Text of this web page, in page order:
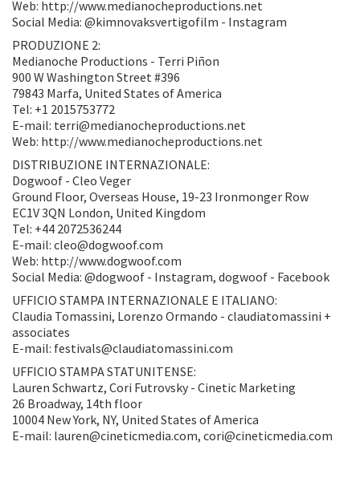
Web: http://www.medianocheproductions.net
Social Media: @kimnovaksvertigofilm - Instagram
PRODUZIONE 2:
Medianoche Productions - Terri Piñon
900 W Washington Street #396
79843 Marfa, United States of America
Tel: +1 2015753772
E-mail: terri@medianocheproductions.net
Web: http://www.medianocheproductions.net
DISTRIBUZIONE INTERNAZIONALE:
Dogwoof - Cleo Veger
Ground Floor, Overseas House, 19-23 Ironmonger Row
EC1V 3QN London, United Kingdom
Tel: +44 2072536244
E-mail: cleo@dogwoof.com
Web: http://www.dogwoof.com
Social Media: @dogwoof - Instagram, dogwoof - Facebook
UFFICIO STAMPA INTERNAZIONALE E ITALIANO:
Claudia Tomassini, Lorenzo Ormando - claudiatomassini +
associates
E-mail: festivals@claudiatomassini.com
UFFICIO STAMPA STATUNITENSE:
Lauren Schwartz, Cori Futrovsky - Cinetic Marketing
26 Broadway, 14th floor
10004 New York, NY, United States of America
E-mail: lauren@cineticmedia.com, cori@cineticmedia.com